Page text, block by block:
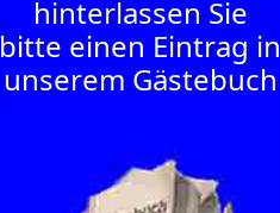
hinterlassen Sie
bitte einen Eintrag in
unserem Gästebuch